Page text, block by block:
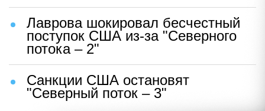
Лаврова шокировал бесчестный
поступок США из-за "Северного
потока – 2"
Санкции США остановят
"Северный поток – 3"